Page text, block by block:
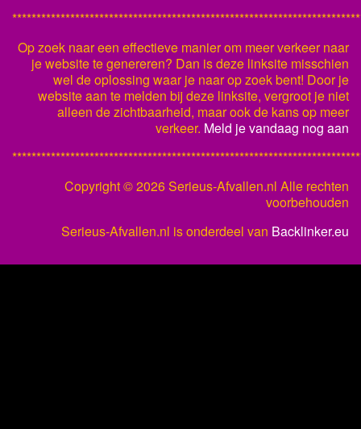
Op zoek naar een effectieve manier om meer verkeer naar
je website te genereren? Dan is deze linksite misschien
wel de oplossing waar je naar op zoek bent! Door je
website aan te melden bij deze linksite, vergroot je niet
alleen de zichtbaarheid, maar ook de kans op meer
verkeer. Meld je vandaag nog aan
Copyright ©2026 Serieus-Afvallen.nl Alle rechten
voorbehouden
Serieus-Afvallen.nl is onderdeel van Backlinker.eu